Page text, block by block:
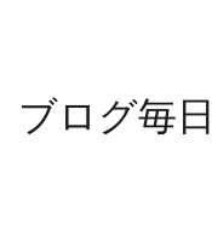
ブログ毎